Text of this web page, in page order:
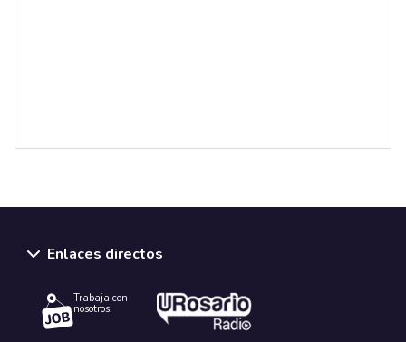
Enlaces directos
Trabaja con
nosotros.